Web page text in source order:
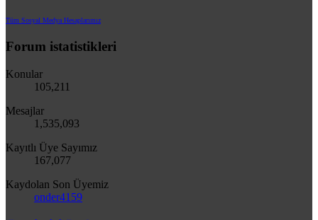
Tüm Sosyal Medya Hesaplarımız
Forum istatistikleri
Konular
105,211
Mesajlar
1,535,093
Kayıtlı Üye Sayımız
167,077
Kaydolan Son Üyemiz
onder4159